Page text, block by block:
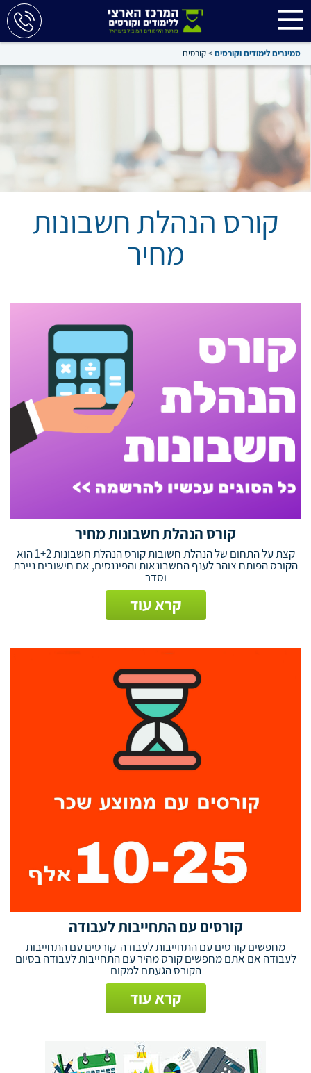
סמינרים לימודים וקורסים>קורסים
קורס הנהלת חשבונות
מחיר
קורס הנהלת חשבונות מחיר
קצת על התחום של הנהלת חשובות קורס הנהלת חשבונות 1+2 הוא
הקורס הפותח צוהר לענף החשבונאות והפיננסים, אם חישובים ניירת
וסדר
קרא עוד
קורסים עם התחייבות לעבודה
מחפשים קורסים עם התחייבות לעבודה קורסים עם התחייבות
לעבודה אם אתם מחפשים קורס מהיר עם התחייבות לעבודה בסיום
הקורס הגעתם למקום
קרא עוד